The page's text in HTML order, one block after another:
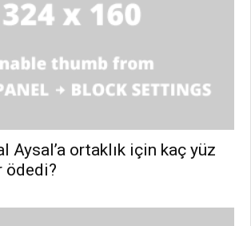
Aysal’a ortaklık için kaç yüz
ödedi?